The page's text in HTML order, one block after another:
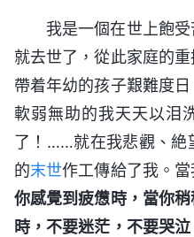
我是一個在世上飽
就去世了，從此家庭的
帶着年幼的孩子艱難度
軟弱無助的我天天以泪
了！……就在我悲觀、絶
的末世作工傳給了我。
你感覺到疲憊時，當你
時，不要迷茫，不要哭